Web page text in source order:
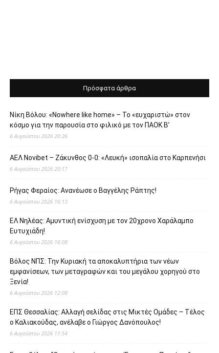
Πρόσφατα άρθρα
Νίκη Βόλου: «Nowhere like home» – Το «ευχαριστώ» στον
κόσμο για την παρουσία στο φιλικό με τον ΠΑΟΚ Β’
6 Αυγούστου 2026 20:26
ΑΕΛ Novibet – Ζάκυνθος 0-0: «Λευκή» ισοπαλία στο Καρπενήσι
6 Αυγούστου 2026 20:17
Ρήγας Φεραίος: Ανανέωσε ο Βαγγέλης Ράπτης!
6 Αυγούστου 2026 16:13
ΕΛ Νηλέας: Αμυντική ενίσχυση με τον 20χρονο Χαράλαμπο
Ευτυχιάδη!
6 Αυγούστου 2026 16:08
Βόλος ΝΠΣ: Την Κυριακή τα αποκαλυπτήρια των νέων
εμφανίσεων, των μεταγραφών και του μεγάλου χορηγού στο
Ξενία!
6 Αυγούστου 2026 12:08
ΕΠΣ Θεσσαλίας: Αλλαγή σελίδας στις Μικτές Ομάδες – Τέλος
ο Καλιακούδας, ανέλαβε ο Γιώργος Δανόπουλος!
6 Αυγούστου 2026 11:54